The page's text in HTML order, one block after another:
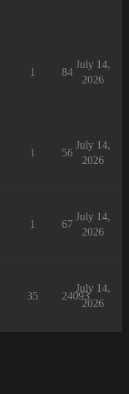
1 84
July 14,
2026
1 56
July 14,
2026
1 67
July 14,
2026
35 24093
July 14,
2026